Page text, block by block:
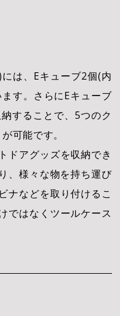
は、Eキューブ2個(内
す。さらにEキューブ
することで、5つのク
可能です。
ドアグッズを収納でき
、様々な物を持ち運び
ナなどを取り付けるこ
ではなくツールケース
21
22
28 29
20
27